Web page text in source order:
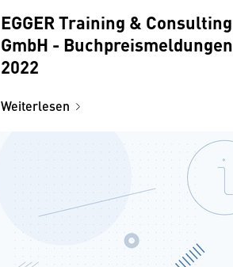
EGGER Training & Consulting
GmbH - Buchpreismeldungen
2022
Weiterlesen